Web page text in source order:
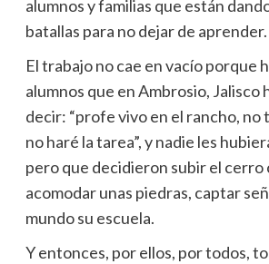
alumnos y familias que están
batallas para no dejar de aprender.
El trabajo no cae en vacío porque
alumnos que en Ambrosio, Jalisco
decir: “profe vivo en el rancho,
no haré la tarea”, y nadie les
pero que decidieron subir el cerro
acomodar unas piedras, captar
mundo su escuela.
Y entonces, por ellos, por todos,